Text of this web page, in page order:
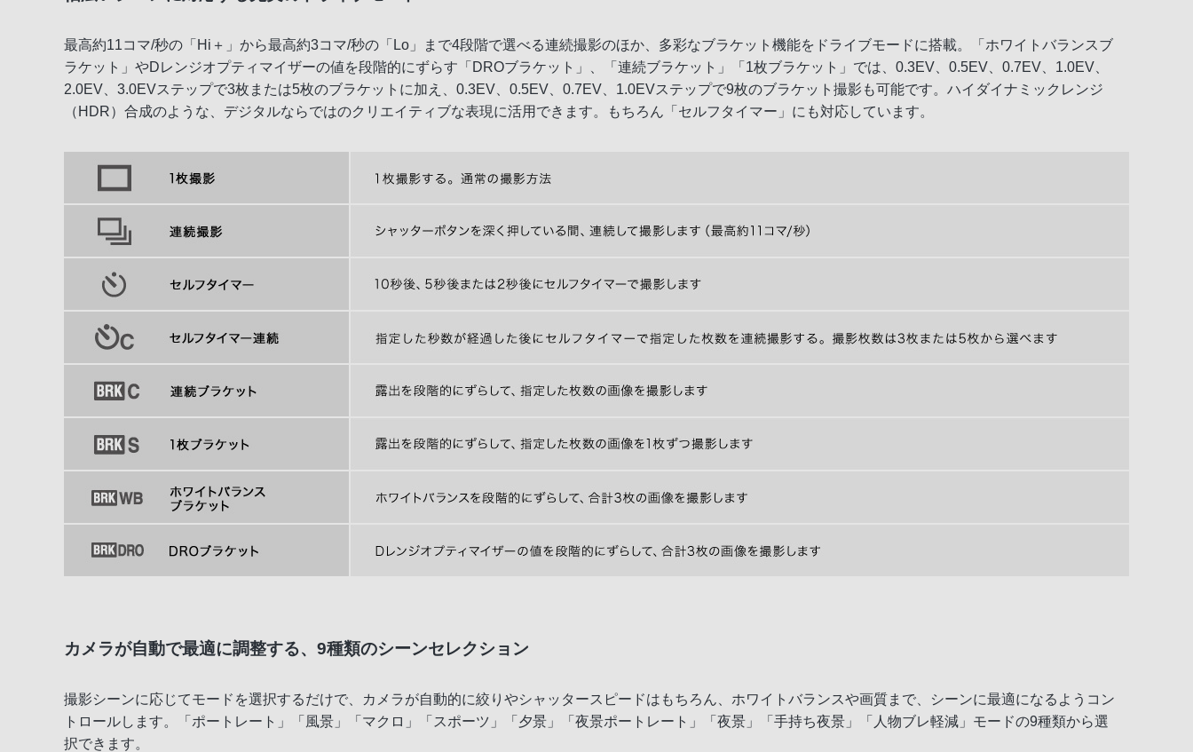
最高約11コマ/秒の「Hi＋」から最高約3コマ/秒の「Lo」まで4段階で選べる連続撮影のほか、多彩なブラケット機能をドライブモードに搭載。「ホワイトバランスブ
ラケット」やDレンジオプティマイザーの値を段階的にずらす「DROブラケット」、「連続ブラケット」「1枚ブラケット」では、0.3EV、0.5EV、0.7EV、1.0EV、
2.0EV、3.0EVステップで3枚または5枚のブラケットに加え、0.3EV、0.5EV、0.7EV、1.0EVステップで9枚のブラケット撮影も可能です。ハイダイナミックレンジ
（HDR）合成のような、デジタルならではのクリエイティブな表現に活用できます。もちろん「セルフタイマー」にも対応しています。
カメラが自動で最適に調整する、9種類のシーンセレクション
撮影シーンに応じてモードを選択するだけで、カメラが自動的に絞りやシャッタースピードはもちろん、ホワイトバランスや画質まで、シーンに最適になるようコン
トロールします。「ポートレート」「風景」「マクロ」「スポーツ」「夕景」「夜景ポートレート」「夜景」「手持ち夜景」「人物ブレ軽減」モードの9種類から選
択できます。